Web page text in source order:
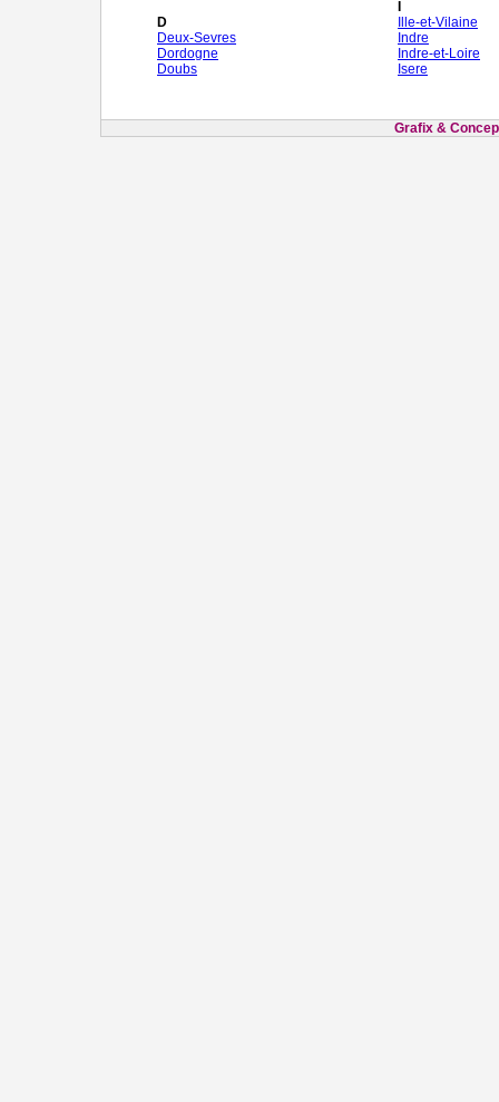
D
Deux-Sevres
Dordogne
Doubs
Ille-et-Vilaine
Indre
Indre-et-Loire
Isere
Grafix &